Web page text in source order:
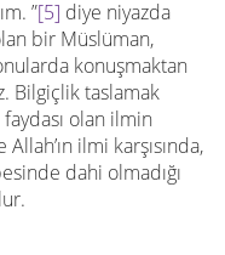
”[5] diye niyazda
bir Müslüman,
konuşmaktan
Bilgiçlik taslamak
olan ilmin
ilmi karşısında,
dahi olmadığı